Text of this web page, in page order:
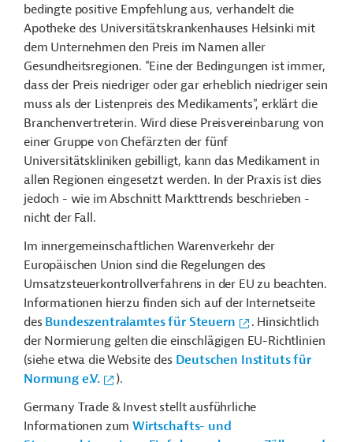
bedingte positive Empfehlung aus, verhandelt die
Apotheke des Universitätskrankenhauses Helsinki mit
dem Unternehmen den Preis im Namen aller
Gesundheitsregionen. "Eine der Bedingungen ist immer,
dass der Preis niedriger oder gar erheblich niedriger sein
muss als der Listenpreis des Medikaments", erklärt die
Branchenvertreterin. Wird diese Preisvereinbarung von
einer Gruppe von Chefärzten der fünf
Universitätskliniken gebilligt, kann das Medikament in
allen Regionen eingesetzt werden. In der Praxis ist dies
jedoch - wie im Abschnitt Markttrends beschrieben -
nicht der Fall.
Im innergemeinschaftlichen Warenverkehr der
Europäischen Union sind die Regelungen des
Umsatzsteuerkontrollverfahrens in der EU zu beachten.
Informationen hierzu finden sich auf der Internetseite
des Bundeszentralamtes für Steuern
. Hinsichtlich
der Normierung gelten die einschlägigen EU-Richtlinien
(siehe etwa die Website des Deutschen Instituts für
Normung e.V.
).
Germany Trade & Invest stellt ausführliche
Informationen zumWirtschafts- und